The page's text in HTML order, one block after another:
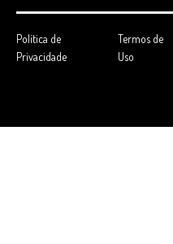
Política de
Privacidade
Termos de
Uso